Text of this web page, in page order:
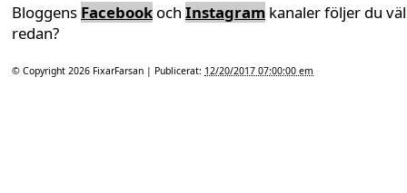
Bloggens Facebook och Instagram kanaler följer du väl
redan?
© Copyright 2026 FixarFarsan | Publicerat: 12/20/2017 07:00:00 em